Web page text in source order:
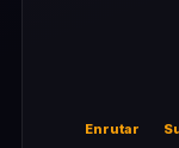
Enrutar